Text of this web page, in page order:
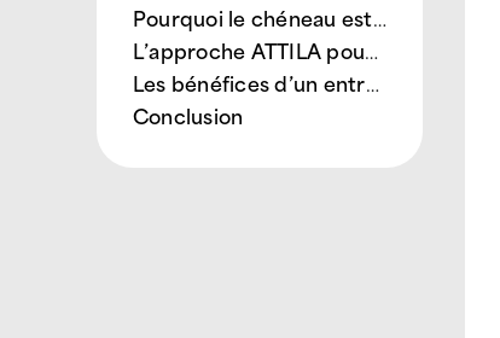
Pourquoi le chéneau est un élément stratégique
L’approche ATTILA pour les entreprises et gestionnaires immobiliers
Les bénéfices d’un entretien régulier
Conclusion